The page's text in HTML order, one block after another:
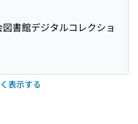
書館デジタルコレクショ
表示する